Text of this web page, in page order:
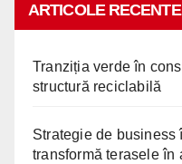
ARTICOLE RECENTE
Tranziția verde în
structură reciclabilă
Strategie de business
transformă terasele în